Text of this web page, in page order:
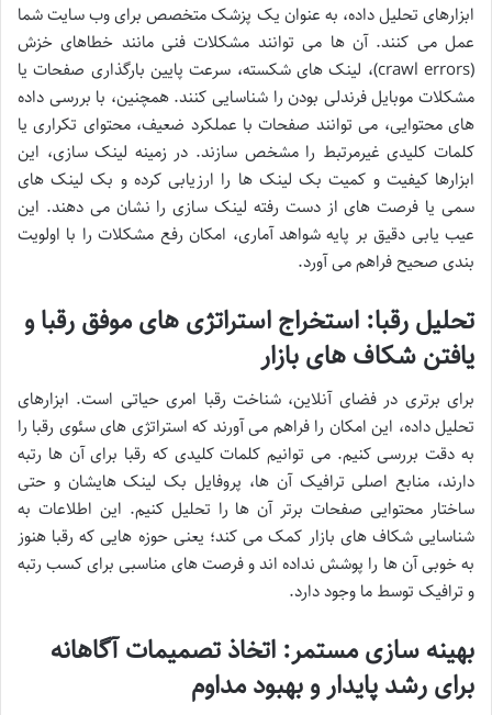
ابزارهای تحلیل داده، به عنوان یک پزشک متخصص برای وب سایت شما
عمل می کنند. آن ها می توانند مشکلات فنی مانند خطاهای خزش
(crawl errors)، لینک های شکسته، سرعت پایین بارگذاری صفحات یا
مشکلات موبایل فرندلی بودن را شناسایی کنند. همچنین، با بررسی داده
های محتوایی، می توانند صفحات با عملکرد ضعیف، محتوای تکراری یا
کلمات کلیدی غیرمرتبط را مشخص سازند. در زمینه لینک سازی، این
ابزارها کیفیت و کمیت بک لینک ها را ارزیابی کرده و بک لینک های
سمی یا فرصت های از دست رفته لینک سازی را نشان می دهند. این
عیب یابی دقیق بر پایه شواهد آماری، امکان رفع مشکلات را با اولویت
بندی صحیح فراهم می آورد.
تحلیل رقبا: استخراج استراتژی های موفق رقبا و
یافتن شکاف های بازار
برای برتری در فضای آنلاین، شناخت رقبا امری حیاتی است. ابزارهای
تحلیل داده، این امکان را فراهم می آورند که استراتژی های سئوی رقبا را
به دقت بررسی کنیم. می توانیم کلمات کلیدی که رقبا برای آن ها رتبه
دارند، منابع اصلی ترافیک آن ها، پروفایل بک لینک هایشان و حتی
ساختار محتوایی صفحات برتر آن ها را تحلیل کنیم. این اطلاعات به
شناسایی شکاف های بازار کمک می کند؛ یعنی حوزه هایی که رقبا هنوز
به خوبی آن ها را پوشش نداده اند و فرصت های مناسبی برای کسب رتبه
و ترافیک توسط ما وجود دارد.
بهینه سازی مستمر: اتخاذ تصمیمات آگاهانه
برای رشد پایدار و بهبود مداوم